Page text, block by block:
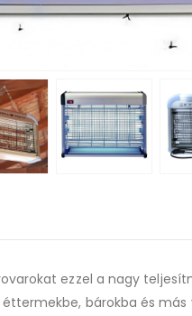
ezzel a nagy
bárokba és más